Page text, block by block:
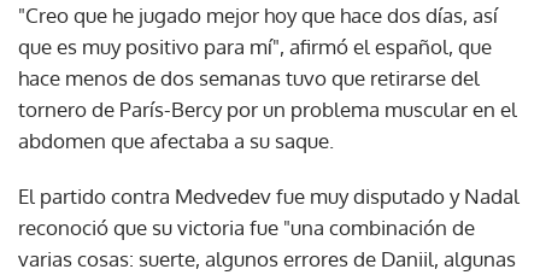
"Creo que he jugado mejor hoy que hace dos días, así
que es muy positivo para mí", afirmó el español, que
hace menos de dos semanas tuvo que retirarse del
tornero de París-Bercy por un problema muscular en el
abdomen que afectaba a su saque.
El partido contra Medvedev fue muy disputado y Nadal
reconoció que su victoria fue "una combinación de
varias cosas: suerte, algunos errores de Daniil, algunas